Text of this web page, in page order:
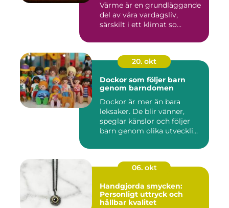
Värme är en grundläggande
del av våra vardagsliv,
särskilt i ett klimat so...
20. okt
Dockor som följer barn
genom barndomen
Dockor är mer än bara
leksaker. De blir vänner,
speglar känslor och följer
barn genom olika utveckli...
06. okt
Handgjorda smycken:
Personligt uttryck och
hållbar kvalitet